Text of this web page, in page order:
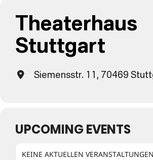
Theaterhaus
Stuttgart
Siemensstr. 11, 70469
UPCOMING EVENTS
KEINE AKTUELLEN VERANSTALTUNGEN